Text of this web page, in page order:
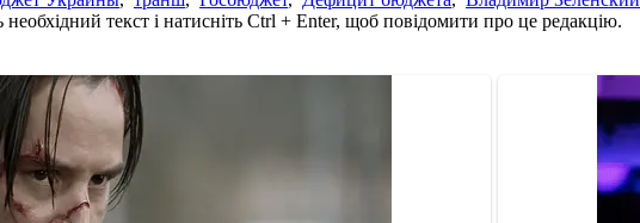
текст і натисніть Ctrl + Enter, щоб повідомити про це редакцію.